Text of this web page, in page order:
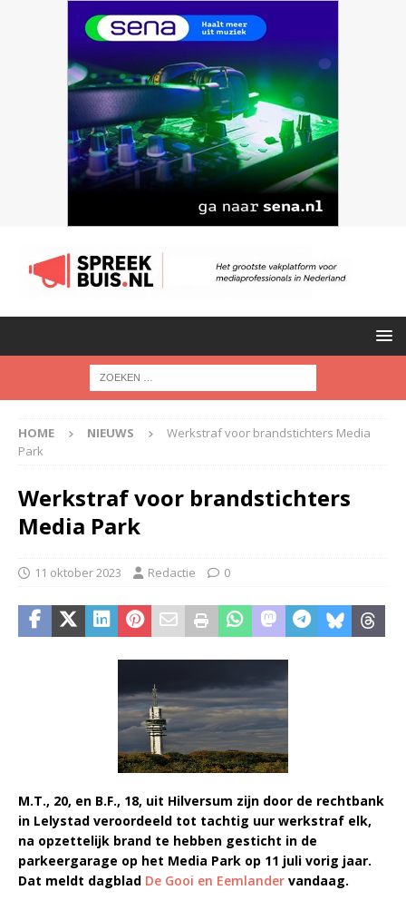
HOME NIEUWS
Werkstraf voor brandstichters Media
Park
Werkstraf voor brandstichters
Media Park
11 oktober 2023 Redactie 0
M.T., 20, en B.F., 18, uit Hilversum zijn door de rechtbank
in Lelystad veroordeeld tot tachtig uur werkstraf elk,
na opzettelijk brand te hebben gesticht in de
parkeergarage op het Media Park op 11 juli vorig jaar.
Dat meldt dagblad De Gooi en Eemlander vandaag.